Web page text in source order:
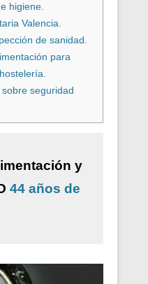
higiene.
Valencia.
de sanidad.
para
seguridad
y
44 años de